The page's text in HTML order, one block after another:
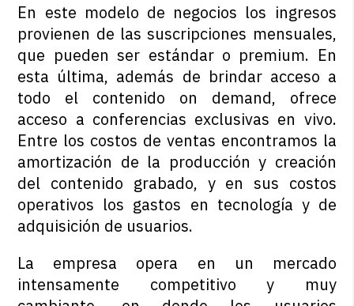
En este modelo de negocios los ingresos
provienen de las suscripciones mensuales,
que pueden ser estándar o premium. En
esta última, además de brindar acceso a
todo el contenido on demand, ofrece
acceso a conferencias exclusivas en vivo.
Entre los costos de ventas encontramos la
amortización de la producción y creación
del contenido grabado, y en sus costos
operativos los gastos en tecnología y de
adquisición de usuarios.
La empresa opera en un mercado
intensamente competitivo y muy